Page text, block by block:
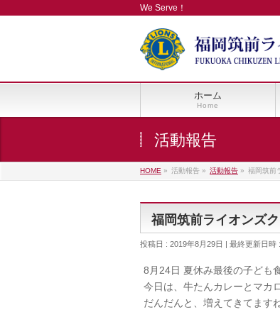
We Serve！
ホーム
Home
活動報告
HOME » 活動報告 » 活動報告 » 福岡筑前
福岡筑前ライオンズ
投稿日 : 2019年8月29日 最終更新日時
8月24日 夏休み最後の子ども
今日は、牛たんカレーとマカ
だんだんと、増えてきてます